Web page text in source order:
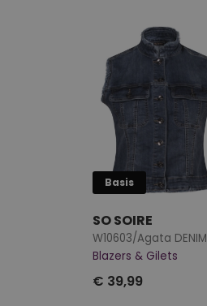
Basis
SO SOIRE
W10603/Agata DENIM
Blazers & Gilets
€ 39,99